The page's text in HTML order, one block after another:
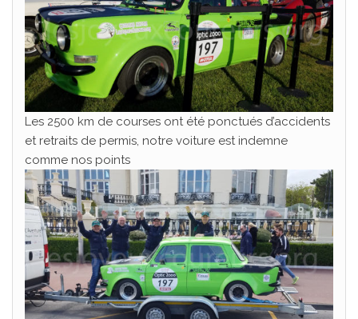
Les 2500 km de courses ont été ponctués d’accidents
et retraits de permis, notre voiture est indemne
comme nos points